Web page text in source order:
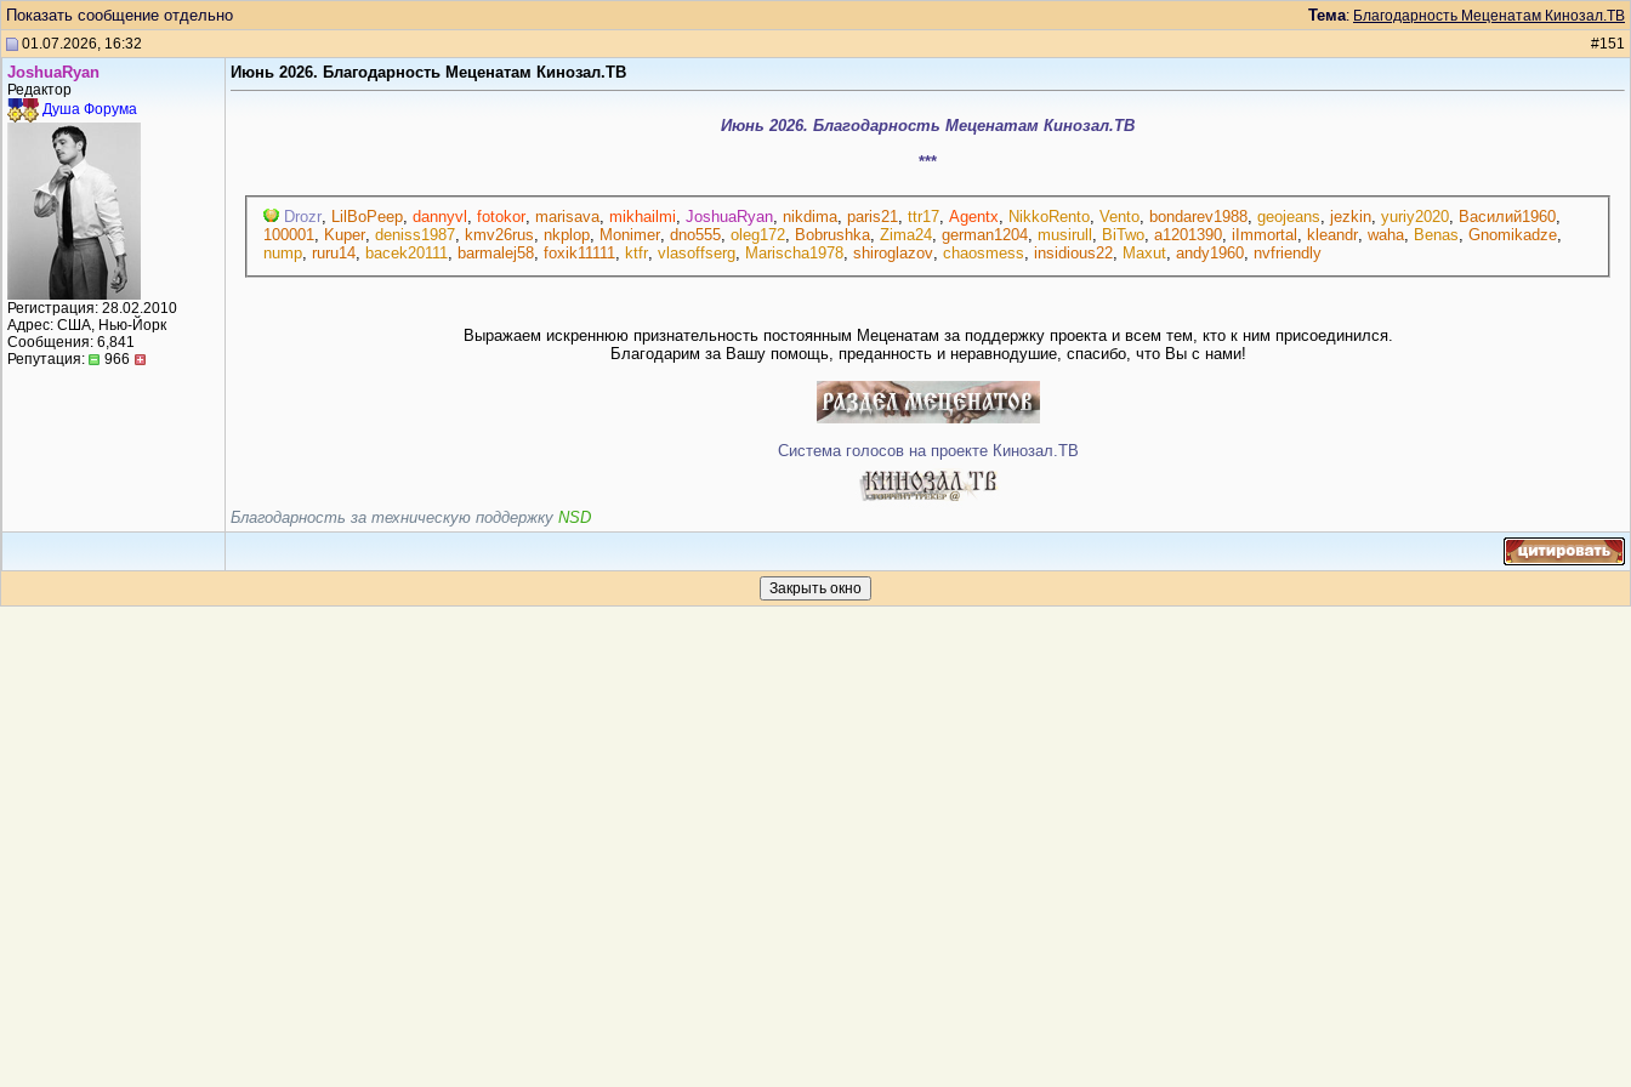
Тема: Благодарность Меценатам Кинозал.ТВ
Показать сообщение отдельно
01.07.2026, 16:32 #151
JoshuaRyan
Редактор
Душа Форума
Регистрация: 28.02.2010
Адрес: США, Нью-Йорк
Сообщения: 6,841
Репутация:
966
Июнь 2026. Благодарность Меценатам Кинозал.ТВ
Июнь 2026. Благодарность Меценатам Кинозал.ТВ
***
Drozr, LilBoPeep, dannyvl fotokor, marisava, mikhailmi JoshuaRyan, nikdima, paris21 ttr17, Agentx NikkoRento, Vento, bondarev1988, geojeans jezkin, yuriy2020, Василий1960,
100001
Kuper, deniss1987, kmv26rus nkplop, Monimer, dno555, oleg172, Bobrushka, Zima24, german1204, musirull BiTwo, a1201390, iImmortal kleandr, waha, Benas Gnomikadze,
nump, ruru14, bacek20111 barmalej58, foxik11111 ktfr, vlasoffserg, Marischa1978, shiroglazov, chaosmess insidious22, Maxut, andy1960, nvfriendly
Выражаем искреннюю признательность постоянным Меценатам за поддержку проекта и всем тем, кто к ним присоединился.
Благодарим за Вашу помощь, преданность и неравнодушие, спасибо, что Вы с нами!
Система голосов на проекте Кинозал.ТВ
Благодарность за техническую поддержку NSD